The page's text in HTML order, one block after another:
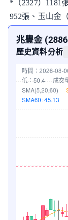
*（2327）1181
952張、玉山金